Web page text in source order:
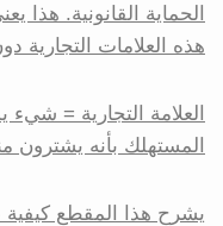
الحماية القانونية. هذا
هذه العلامات
العلامة التجارية =
المستهلك بأنه
يشرح هذا المقطع